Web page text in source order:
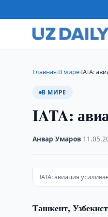
Главная›В мире›IATA:
В МИРЕ
IATA:
Анвар Умаров
IATA: авиация
Ташкент,